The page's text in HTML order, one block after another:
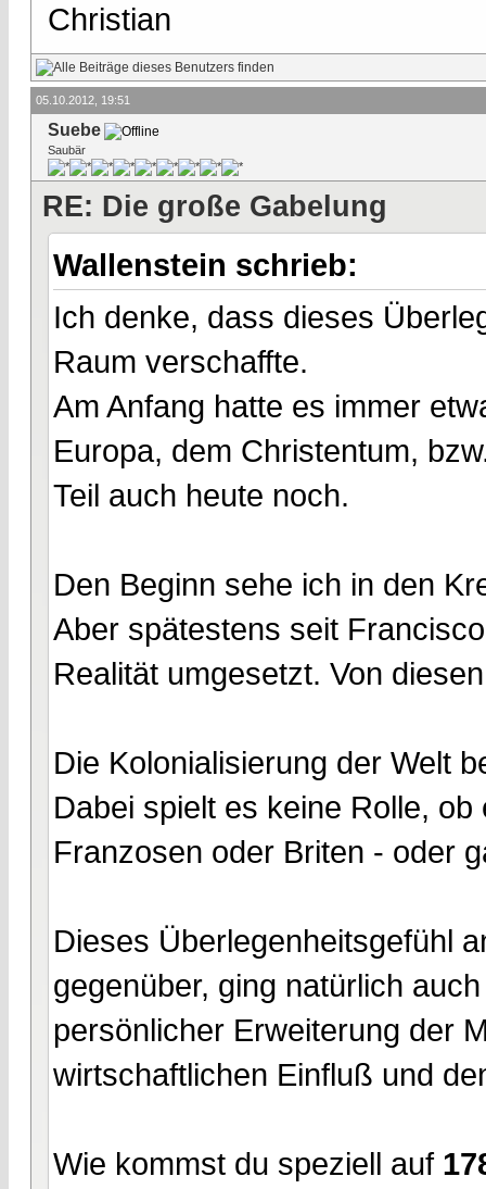
Christian
05.10.2012, 19:51
Suebe
Saubär
RE: Die große Gabelung
Wallenstein schrieb:
Ich denke, dass dieses
Raum verschaffte.
Am Anfang hatte es immer
Europa, dem Christentum,
Teil auch heute noch.
Den Beginn sehe ich in den
Aber spätestens seit
Realität umgesetzt. Von
Die Kolonialisierung der Welt
Dabei spielt es keine Rolle,
Franzosen oder Briten - oder
Dieses Überlegenheitsgefühl
gegenüber, ging natürlich
persönlicher Erweiterung der
wirtschaftlichen Einfluß und
Wie kommst du speziell auf